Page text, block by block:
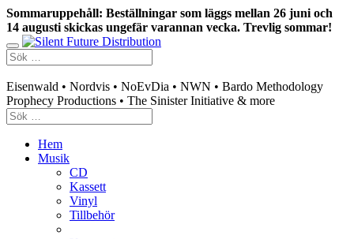
Sommaruppehåll: Beställningar som läggs mellan 26 juni och
14 augusti skickas ungefär varannan vecka. Trevlig sommar!
Eisenwald • Nordvis • NoEvDia • NWN • Bardo Methodology
Prophecy Productions • The Sinister Initiative & more
Hem
Musik
CD
Kassett
Vinyl
Tillbehör